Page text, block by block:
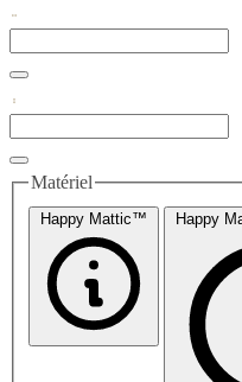
Matériel
Happy Mattic™ Happy